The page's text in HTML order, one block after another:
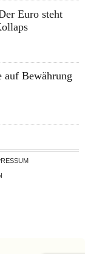
Euro steht
auf Bewährung